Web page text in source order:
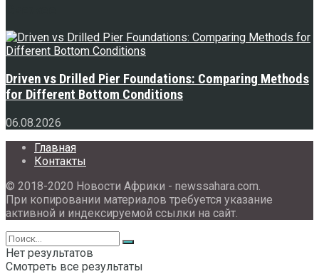
Driven vs Drilled Pier Foundations: Comparing Methods
for Different Bottom Conditions
06.08.2026
Главная
Контакты
© 2018-2020 Новости Африки - newssahara.com.
При копировании материалов требуется указание
активной и индексируемой ссылки на сайт.
Нет результатов
Смотреть все результаты